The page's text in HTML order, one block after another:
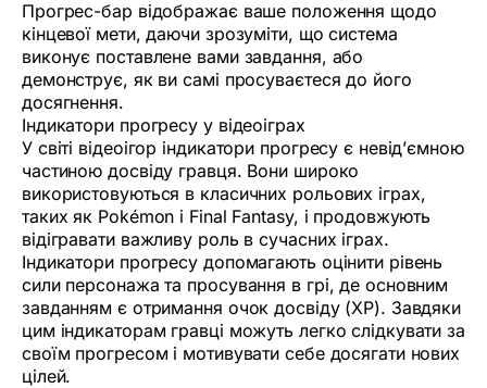
Прогрес-бар відображає ваше положення щодо
кінцевої мети, даючи зрозуміти, що система
виконує поставлене вами завдання, або
демонструє, як ви самі просуваєтеся до його
досягнення.
Індикатори прогресу у відеоіграх
У світі відеоігор індикатори прогресу є невід’ємною
частиною досвіду гравця. Вони широко
використовуються в класичних рольових іграх,
таких як Pokémon і Final Fantasy, і продовжують
відігравати важливу роль в сучасних іграх.
Індикатори прогресу допомагають оцінити рівень
сили персонажа та просування в грі, де основним
завданням є отримання очок досвіду (XP). Завдяки
цим індикаторам гравці можуть легко слідкувати за
своїм прогресом і мотивувати себе досягати нових
цілей.